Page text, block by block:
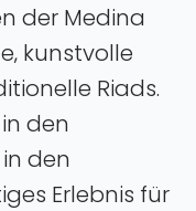
der Medina
kunstvolle
Riads.
den
den
Erlebnis für